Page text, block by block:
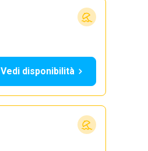
Vedi disponibilità